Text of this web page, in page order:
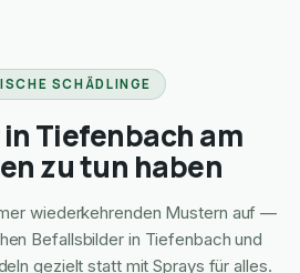
SCHÄDLINGE
Tiefenbach am
zu tun haben
wiederkehrenden Mustern auf —
Befallsbilder in Tiefenbach und
gezielt statt mit Sprays für alles.